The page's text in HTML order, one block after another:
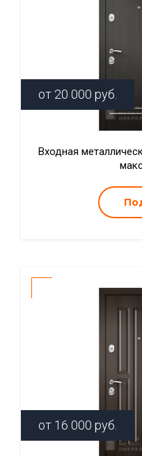
от 20 000 руб.
Входная
от 16 000 руб.